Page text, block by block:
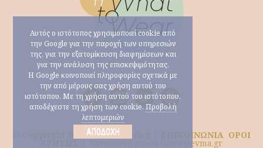
© Copyright 2026 Μαρία Ηλιάκη | ΕΠΙΚΟΙΝΩΝΙΑ ΟΡΟΙ
Κατασκευή ιστοσελίδων nevma.gr
Αυτός ο ιστότοπος χρησιμοποιεί cookie από
την Google για την παροχή των υπηρεσιών
της, για την εξατομίκευση διαφημίσεων και
για την ανάλυση της επισκεψιμότητας.
Η Google κοινοποιεί πληροφορίες σχετικά με
την από μέρους σας χρήση αυτού του
ιστότοπου. Με τη χρήση αυτού του ιστότοπου,
αποδέχεστε τη χρήση των cookie. Προβολή
λεπτομεριών
ΑΠΟΔΟΧΉ